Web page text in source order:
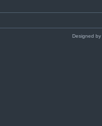
Designed by